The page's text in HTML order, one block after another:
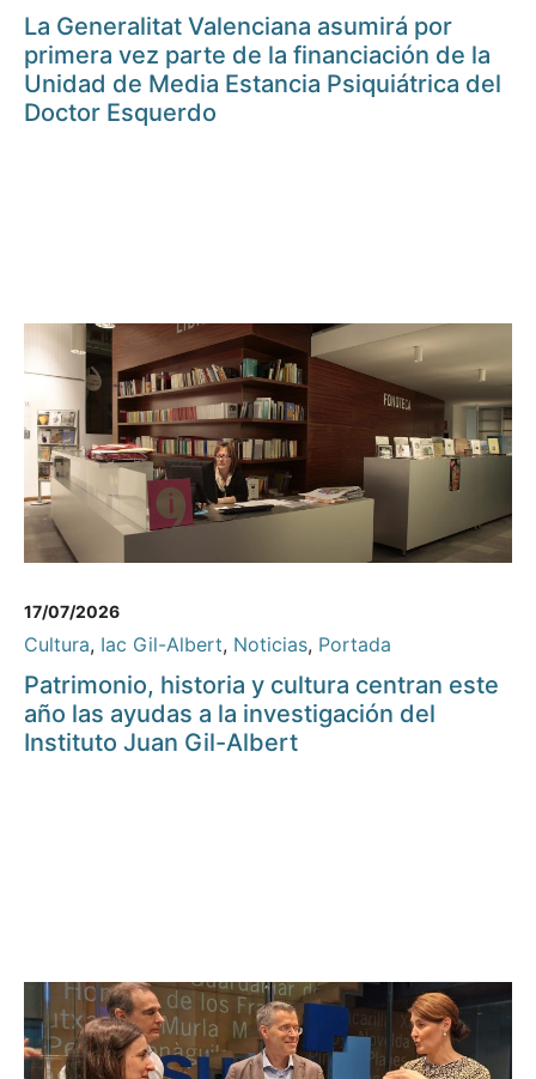
La Generalitat Valenciana asumirá por
primera vez parte de la financiación de la
Unidad de Media Estancia Psiquiátrica del
Doctor Esquerdo
17/07/2026
Cultura, Iac Gil-Albert, Noticias, Portada
Patrimonio, historia y cultura centran este
año las ayudas a la investigación del
Instituto Juan Gil-Albert